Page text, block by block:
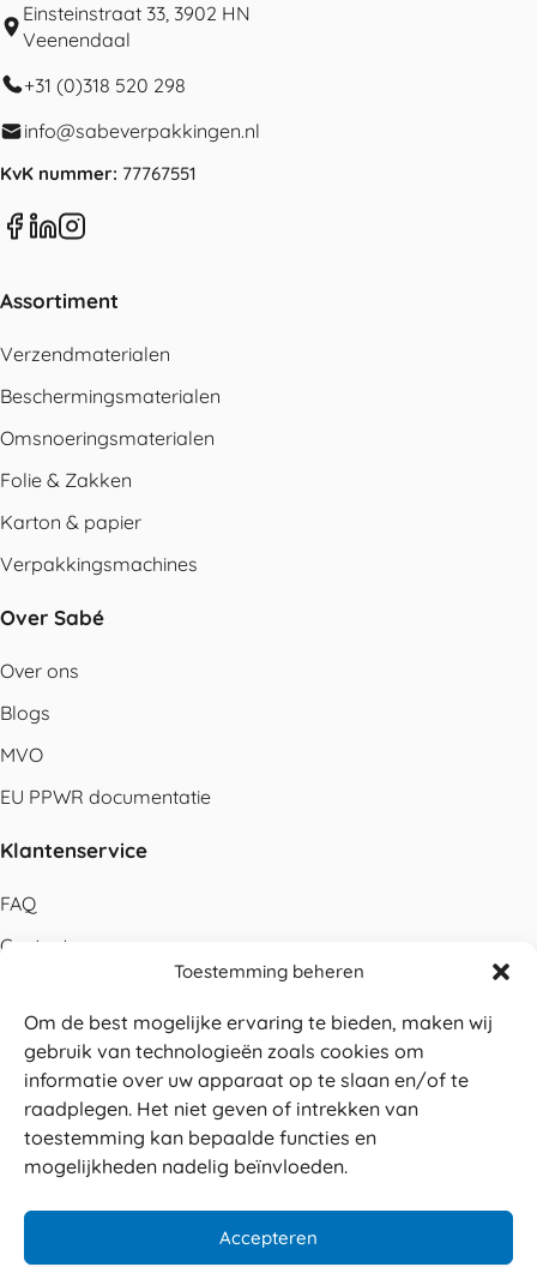
Toestemming beheren
Om de best mogelijke ervaring te bieden, maken wij
gebruik van technologieën zoals cookies om
informatie over uw apparaat op te slaan en/of te
raadplegen. Het niet geven of intrekken van
toestemming kan bepaalde functies en
mogelijkheden nadelig beïnvloeden.
Accepteren
Einsteinstraat 33, 3902 HN
Veenendaal
+31 (0)318 520 298
info@sabeverpakkingen.nl
KvK nummer: 77767551
Assortiment
Verzendmaterialen
Beschermingsmaterialen
Omsnoeringsmaterialen
Folie & Zakken
Karton & papier
Verpakkingsmachines
Over Sabé
Over ons
Blogs
MVO
EU PPWR documentatie
Klantenservice
FAQ
Contact
Betalen
Levering
Retouren
Service en garantie